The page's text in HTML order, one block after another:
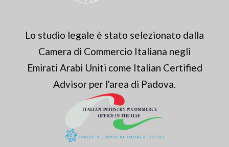
Lo studio legale è stato selezionato dalla
Camera di Commercio Italiana negli
Emirati Arabi Uniti come Italian Certified
Advisor per l'area di Padova.